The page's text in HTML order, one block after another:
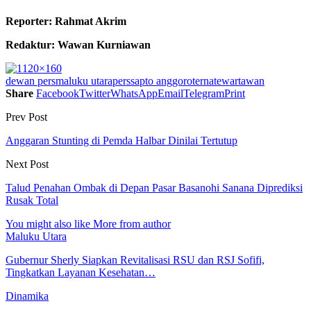
Reporter: Rahmat Akrim
Redaktur: Wawan Kurniawan
dewan persmaluku utaraperssapto anggoroternatewartawan
Share FacebookTwitterWhatsAppEmailTelegramPrint
Prev Post
Anggaran Stunting di Pemda Halbar Dinilai Tertutup
Next Post
Talud Penahan Ombak di Depan Pasar Basanohi Sanana Diprediksi
Rusak Total
You might also like More from author
Maluku Utara
Gubernur Sherly Siapkan Revitalisasi RSU dan RSJ Sofifi,
Tingkatkan Layanan Kesehatan…
Dinamika